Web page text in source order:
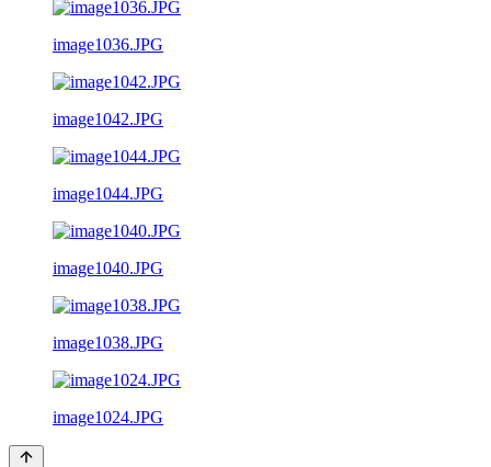
image1036.JPG
image1042.JPG
image1044.JPG
image1040.JPG
image1038.JPG
image1024.JPG